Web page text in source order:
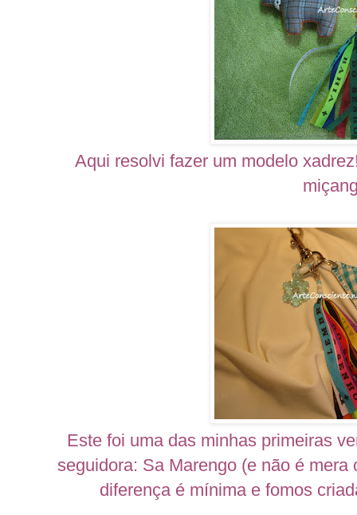
Aqui resolvi fazer um modelo
Este foi uma das minhas primeiras
seguidora: Sa Marengo (e não é
diferença é mínima e fomos